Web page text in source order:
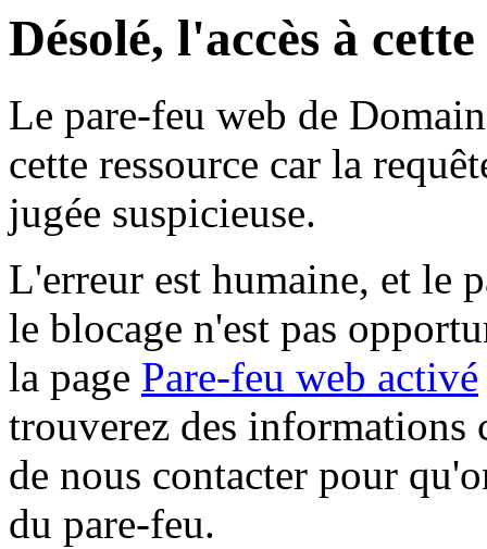
Désolé, l'accès à
Le pare-feu web de
cette ressource car la
jugée suspicieuse.
L'erreur est humaine, et le
le blocage n'est pas
la page Pare-feu web activé
trouverez des informations
de nous contacter pour
du pare-feu.